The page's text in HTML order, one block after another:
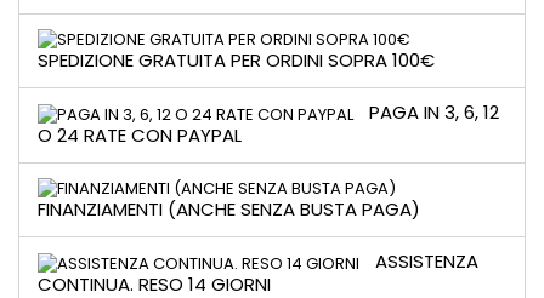
SPEDIZIONE GRATUITA PER ORDINI SOPRA 100€
PAGA IN 3, 6, 12
O 24 RATE CON PAYPAL
FINANZIAMENTI (ANCHE SENZA BUSTA PAGA)
ASSISTENZA
CONTINUA. RESO 14 GIORNI